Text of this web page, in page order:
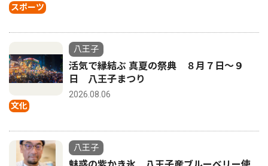
スポーツ
文化
八王子
活気で縁結ぶ 真夏の祭典 ８月７日〜９
日 八王子まつり
2026.08.06
八王子